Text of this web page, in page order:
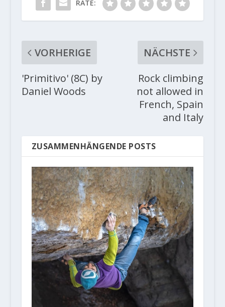
RATE:
VORHERIGE
'Primitivo' (8C) by
Daniel Woods
NÄCHSTE
Rock climbing
not allowed in
French, Spain
and Italy
ZUSAMMENHÄNGENDE POSTS